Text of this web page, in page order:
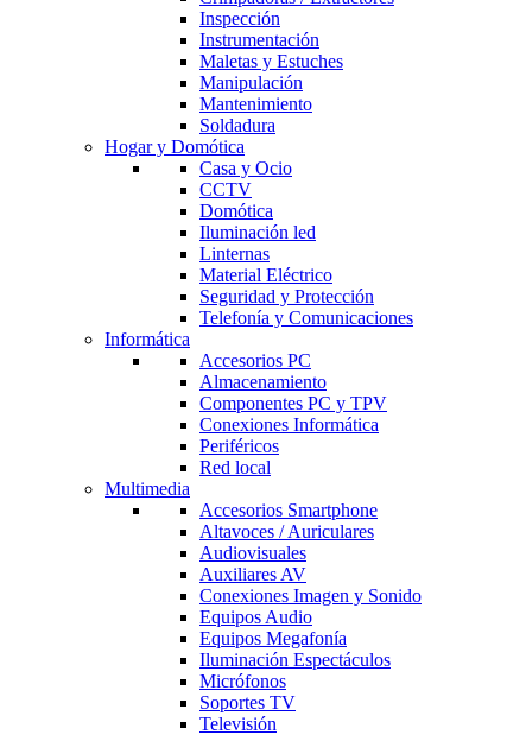
Inspección
Instrumentación
Maletas y Estuches
Manipulación
Mantenimiento
Soldadura
Hogar y Domótica
Casa y Ocio
CCTV
Domótica
Iluminación led
Linternas
Material Eléctrico
Seguridad y Protección
Telefonía y Comunicaciones
Informática
Accesorios PC
Almacenamiento
Componentes PC y TPV
Conexiones Informática
Periféricos
Red local
Multimedia
Accesorios Smartphone
Altavoces / Auriculares
Audiovisuales
Auxiliares AV
Conexiones Imagen y Sonido
Equipos Audio
Equipos Megafonía
Iluminación Espectáculos
Micrófonos
Soportes TV
Televisión